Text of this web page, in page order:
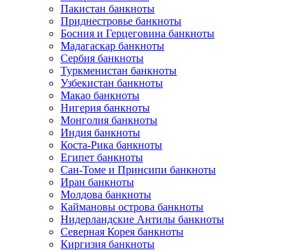
Пакистан банкноты
Приднестровье банкноты
Босния и Герцеговина банкноты
Мадагаскар банкноты
Сербия банкноты
Туркменистан банкноты
Узбекистан банкноты
Макао банкноты
Нигерия банкноты
Монголия банкноты
Индия банкноты
Коста-Рика банкноты
Египет банкноты
Сан-Томе и Принсипи банкноты
Иран банкноты
Молдова банкноты
Каймановы острова банкноты
Нидерландские Антилы банкноты
Северная Корея банкноты
Киргизия банкноты